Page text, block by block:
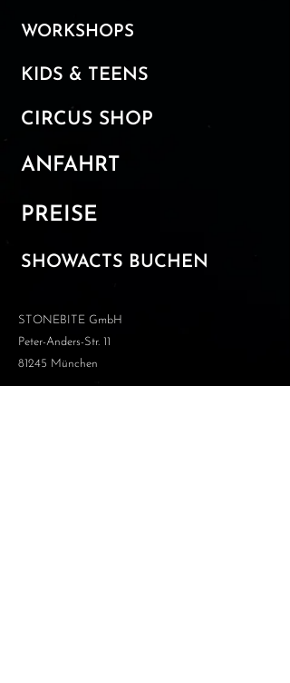
WORKSHOPS
KIDS & TEENS
CIRCUS SHOP
ANFAHRT
PREISE
SHOWACTS BUCHEN
STONEBITE GmbH
Peter-Anders-Str. 11
81245 München